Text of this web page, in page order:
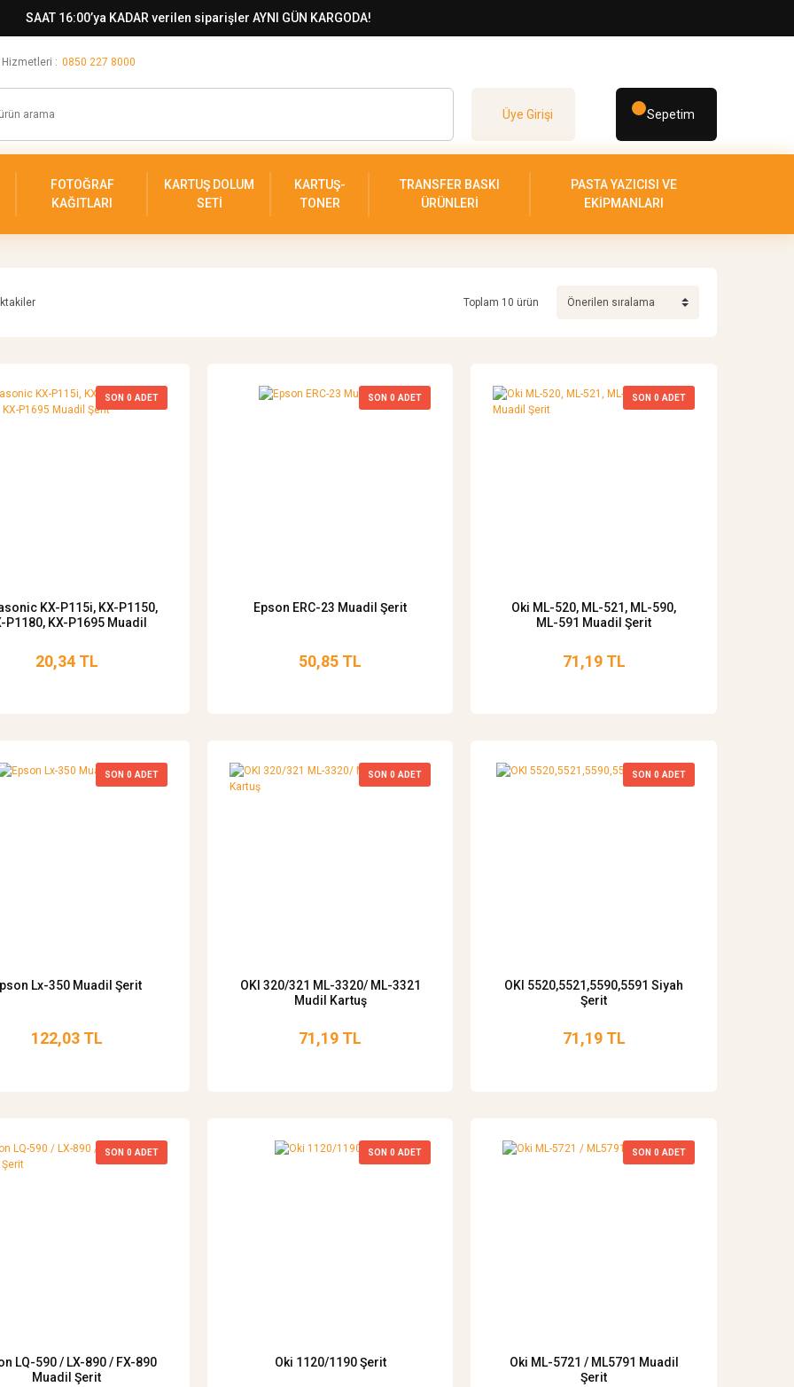
SAAT 16:00’ya KADAR verilen siparişler AYNI GÜN KARGODA!
: 0850 227 8000
Üye Girişi Sepetim
FOTOĞRAF
KAĞITLARI
KARTUŞ DOLUM
SETİ
KARTUŞ-
TONER
TRANSFER BASKI
ÜRÜNLERİ
PASTA YAZICISI VE
EKİPMANLARI
Toplam 10 ürün
SON 0 ADET
KX-P115i, KX-P1150,
P1180, KX-P1695 Muadil
20,34 TL
SON 0 ADET
Epson ERC-23 Muadil Şerit
50,85 TL
SON 0 ADET
Oki ML-520, ML-521, ML-590,
ML-591 Muadil Şerit
71,19 TL
SON 0 ADET
Lx-350 Muadil Şerit
122,03 TL
SON 0 ADET
OKI 320/321 ML-3320/ ML-3321
Mudil Kartuş
71,19 TL
SON 0 ADET
OKI 5520,5521,5590,5591 Siyah
Şerit
71,19 TL
SON 0 ADET
LQ-590 / LX-890 / FX-890
Muadil Şerit
SON 0 ADET
Oki 1120/1190 Şerit
SON 0 ADET
Oki ML-5721 / ML5791 Muadil
Şerit